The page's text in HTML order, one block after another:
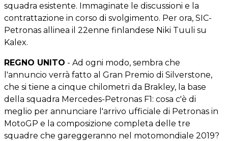
squadra esistente. Immaginate le discussioni e la
contrattazione in corso di svolgimento. Per ora, SIC-
Petronas allinea il 22enne finlandese Niki Tuuli su
Kalex.
REGNO UNITO - Ad ogni modo, sembra che
l'annuncio verrà fatto al Gran Premio di Silverstone,
che si tiene a cinque chilometri da Brakley, la base
della squadra Mercedes-Petronas F1: cosa c'è di
meglio per annunciare l'arrivo ufficiale di Petronas in
MotoGP e la composizione completa delle tre
squadre che gareggeranno nel motomondiale 2019?